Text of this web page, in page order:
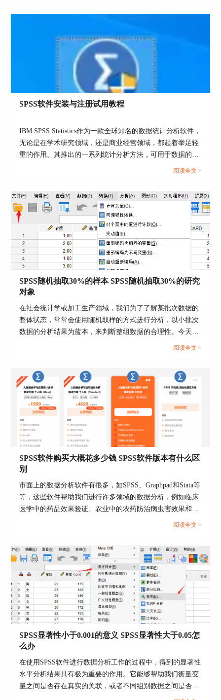
图2：年收益作为分箱变量
3、目前区间最小为10347万元，最大为69530万
元，当前变量命名为年收益万元，这里我们欲将变
当前变量下方的分箱化变量输入相应的新命名。
图3：四等分收益的新变量命名
4、然后点击页面右下角的【生成分割点】按键，
我们能够看到最下方的提示语句，N个分割点将生
成N+1个区间，既然我们想要四分段收益数据，所
以在分割点数栏填写3，系统会自动生成25%的宽
度数据，最后点击【应用】按键。
二、SPSS可视化分箱点了不显示
SPSS可视化分箱固然存在一定的应用局限，主要就
未进行分割点确认、生成标签等设置功能，可能还
指令进行了解和确认。
1、按照确认分割点数的操作设置，我们可以看到
区间图的三条分割线，为了详细看到这些分割线的
具体点位和划分范围，我们需要进行【生成标签】
的功能设置才可以看到相关显示。
SPSS软件安装与注册试用教程
IBM SPSS Statistics作为一款全球知名的数据统计分析软件，
无论是在学术研究领域，还是商业经营领域，都起着举足轻
重的作用。其推出的一系列统计分析方法，可用于数据的分
阅读全文 >
SPSS随机抽取30%的样本 SPSS随机抽取30%的研究
对象
在社会统计学或加工生产领域，我们为了了解某批次数据的
整体状态，常常会使用随机取样的方式进行分析，以小批次
数据的分析结果为蓝本，来判断整组数据的合理性。今天我
就以SPSS随机抽取30%的样本，SPSS随机抽取30%的研究对
阅读全文 >
SPSS软件购买大概花多少钱 SPSS软件版本有什么区
别
市面上的数据分析软件有很多，如SPSS、Graphpad和Stata等
等，这些软件帮助我们进行许多领域的数据分析，例如临床
医学中的药品效果验证、农业中的农药防治病虫害效果和社
会科学的人口数据调查等等。SPSS是其中应用十分广泛的一
SPSS软件版本有什么区别。...
阅读全文 >
SPSS显著性小于0.001的意义 SPSS显著性大于0.05怎
么办
在使用SPSS软件进行数据分析工作的过程中，得到的显著性
水平分析结果具有极为重要的作用。它能够帮助我们衡量变
量之间是否存在真实的关联，或者不同组别数据之间是否存
在实质性的差异。今天我们就一起来探讨关于SPSS显著性小